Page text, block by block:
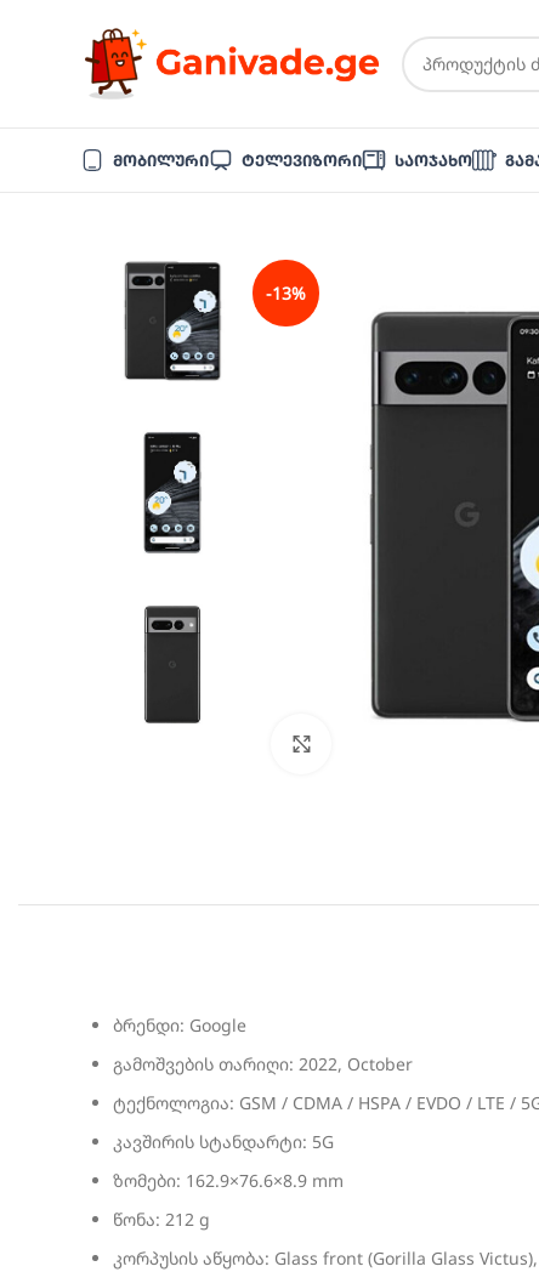
Მობილური Ტელევიზორი Საოჯახო
-13%
ბრენდი: Google
გამოშვების თარიღი: 2022, October
ტექნოლოგია: GSM / CDMA / HSPA / EVDO / LTE /
კავშირის სტანდარტი: 5G
ზომები: 162.9×76.6×8.9 mm
წონა: 212 g
კორპუსის აწყობა: Glass front (Gorilla Glass